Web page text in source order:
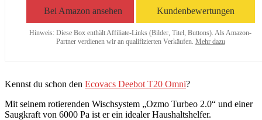
Bei Amazon ansehen Kundenbewertungen
Hinweis: Diese Box enthält Affiliate-Links (Bilder, Titel, Buttons). Als Amazon-
Partner verdienen wir an qualifizierten Verkäufen. Mehr dazu
Kennst du schon den Ecovacs Deebot T20 Omni?
Mit seinem rotierenden Wischsystem „Ozmo Turbeo 2.0“ und einer
Saugkraft von 6000 Pa ist er ein idealer Haushaltshelfer.